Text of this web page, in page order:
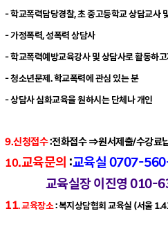
- 학교폭력담당경찰, 초 중고등학교 상담교사
- 가정폭력, 성폭력 상담사
- 학교폭력예방교육강사 및 상담사로 활동하
- 청소년문제. 학교폭력에 관심 있는 분
- 상담사 심화교육을 원하시는 단체나 개인
9.신청접수:전화접수 ⇒원서제출/수강료
10.교육문의 :교육실 0707-
교육실장 이진영 010-
11. 교육장소: 복지상담협회 교육실 (서울